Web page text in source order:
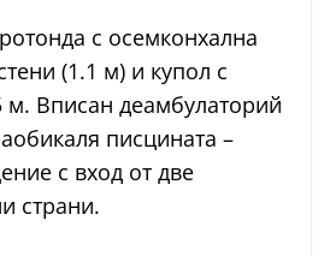
с осемконхална
(1.1 м) и купол с
м. Вписан деамбулаторий
писцината –
с вход от две
страни.